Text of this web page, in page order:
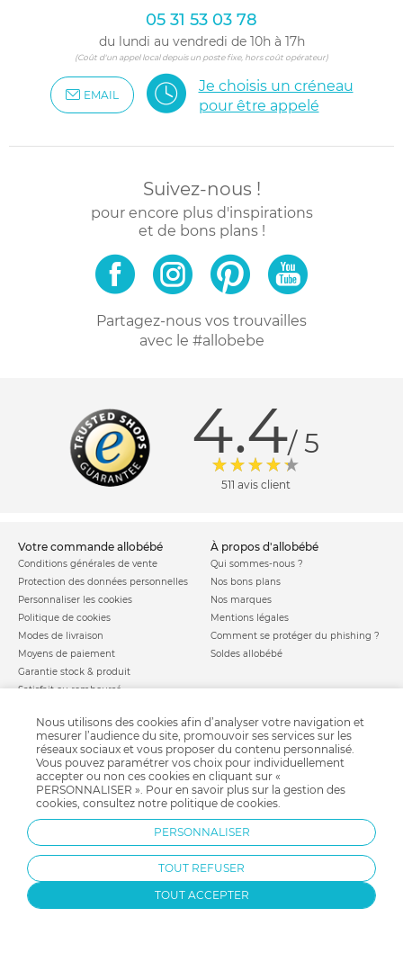
05 31 53 03 78
du lundi au vendredi de 10h à 17h
(Coût d'un appel local depuis un poste fixe, hors coût opérateur)
EMAIL
Je choisis un créneau
pour être appelé
Suivez-nous !
pour encore plus d'inspirations
et de bons plans !
Partagez-nous vos trouvailles
avec le #allobebe
4.4/ 5
511 avis client
votre commande allobébé
Conditions générales de vente
Protection des données personnelles
Personnaliser les cookies
Politique de cookies
Modes de livraison
Moyens de paiement
Garantie stock & produit
Satisfait ou remboursé
à propos d'allobébé
Qui sommes-nous ?
Nos bons plans
Nos marques
Mentions légales
Comment se protéger du phishing ?
Soldes allobébé
allobébé vous recommande
Sites et partenaires
Nos labels
Nos licences
Besoin d'aide ?
FAQ
les plus d'allobébé
Liste de naissance
Infos conseils
Jeux concours
Valise de maternité
Parrainage
Paiement sécurisé
Charte qualité
Nous utilisons des cookies afin d’analyser votre navigation et
mesurer l’audience du site, promouvoir ses services sur les
réseaux sociaux et vous proposer du contenu personnalisé.
Vous pouvez paramétrer vos choix pour individuellement
accepter ou non ces cookies en cliquant sur «
PERSONNALISER ». Pour en savoir plus sur la gestion des
cookies, consultez notre politique de cookies.
PERSONNALISER
TOUT REFUSER
TOUT ACCEPTER